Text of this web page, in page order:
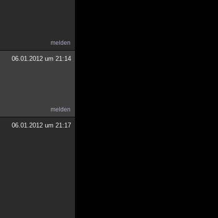
melden
06.01.2012 um 21:14
melden
06.01.2012 um 21:17